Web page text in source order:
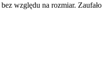
względu na rozmiar. Zaufało